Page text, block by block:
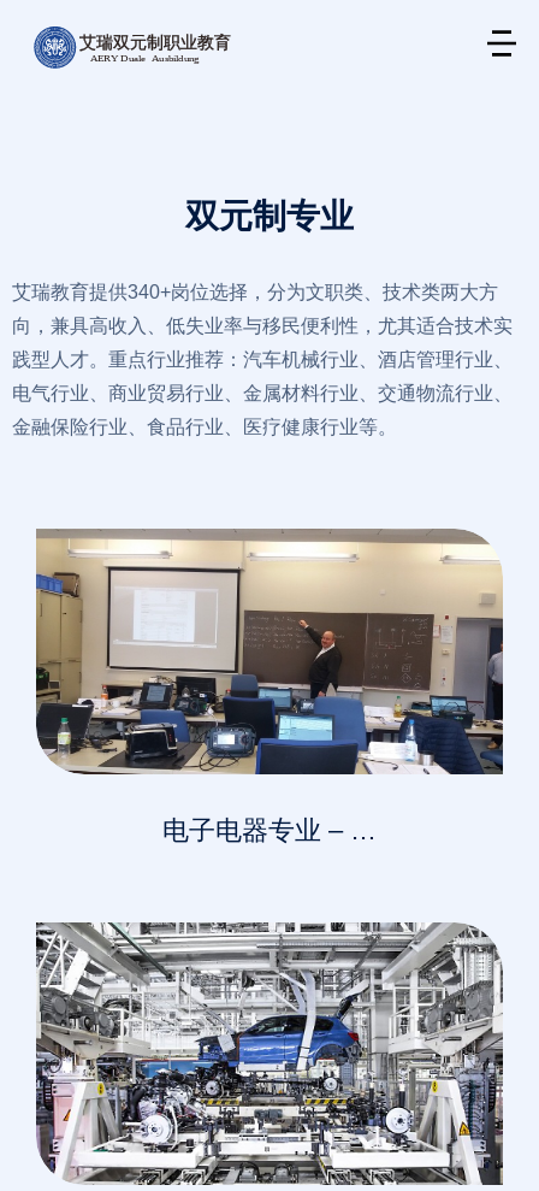
双元制专业
艾瑞教育提供340+岗位选择，分为文职类、技术类两大方
向，兼具高收入、低失业率与移民便利性，尤其适合技术实
践型人才。重点行业推荐：汽车机械行业、酒店管理行业、
电气行业、商业贸易行业、金属材料行业、交通物流行业、
金融保险行业、食品行业、医疗健康行业等。
电子电器专业 – …